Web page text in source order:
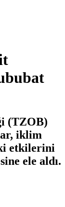
(TZOB)
iklim
etkilerini
ele aldı.